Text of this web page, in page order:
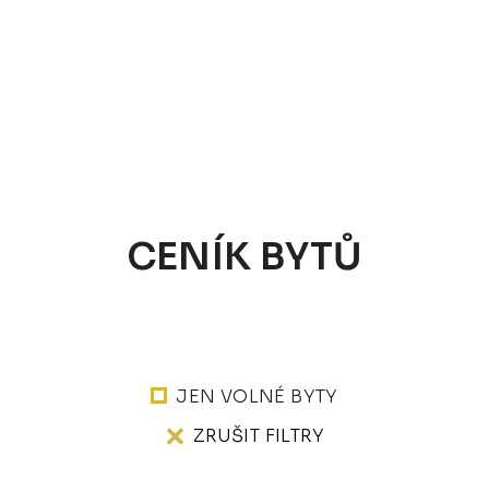
CENÍK BYTŮ
JEN VOLNÉ BYTY
ZRUŠIT FILTRY